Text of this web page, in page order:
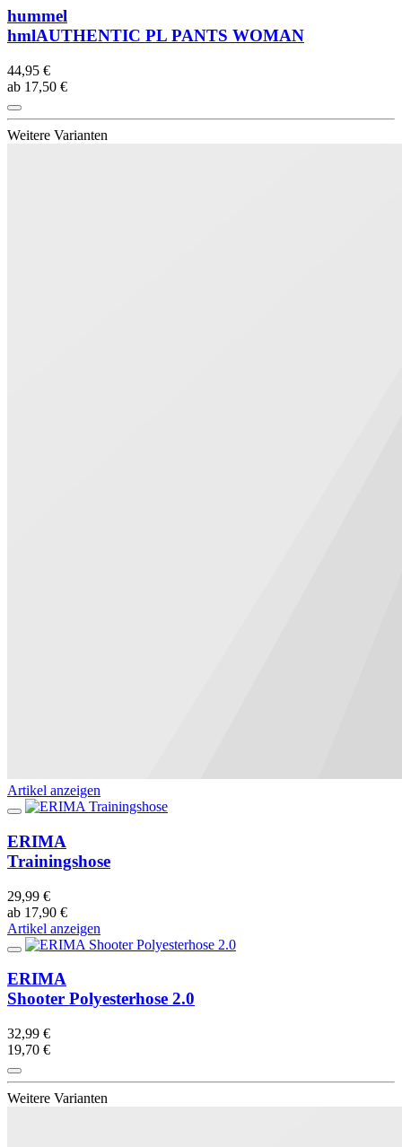
hummel
hmlAUTHENTIC PL PANTS WOMAN
44,95 €
ab 17,50 €
Weitere Varianten
Artikel anzeigen
ERIMA
Trainingshose
29,99 €
ab 17,90 €
Artikel anzeigen
ERIMA
Shooter Polyesterhose 2.0
32,99 €
19,70 €
Weitere Varianten